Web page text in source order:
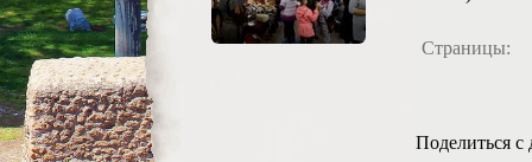
Страницы:
Поделиться с